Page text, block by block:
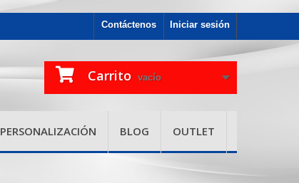
Iniciar sesión
Contáctenos
Carrito vacío
PERSONALIZACIÓN BLOG OUTLET